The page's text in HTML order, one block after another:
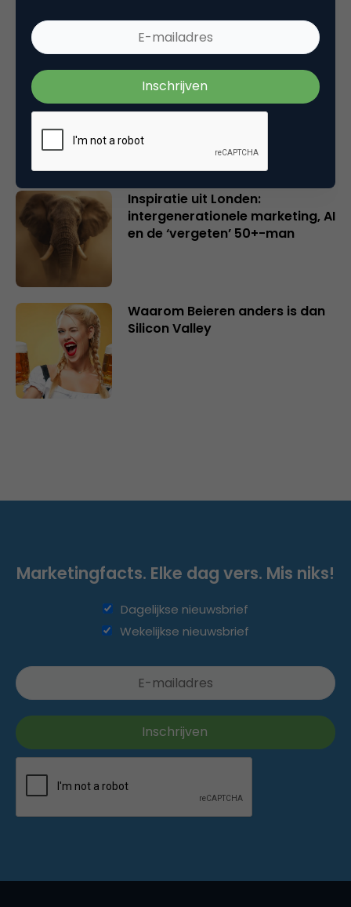
Creatieve sector als aanjager
van innovatie en ontsluiter en
belangrijker en urgenter dan
Inspiratie uit Londen:
intergenerationele marketing, AI
en de ‘vergeten’ 50+-man
Waarom Beieren anders is dan
Silicon Valley
Marketingfacts. Elke dag vers. Mis niks!
Dagelijkse nieuwsbrief
Wekelijkse nieuwsbrief